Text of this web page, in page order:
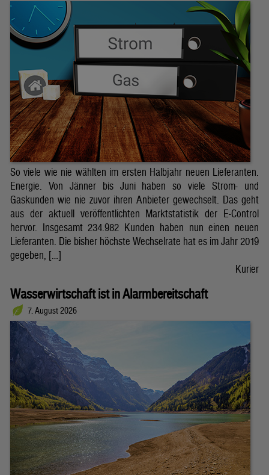
So viele wie nie wählten im ersten Halbjahr neuen Lieferanten.
Energie. Von Jänner bis Juni haben so viele Strom- und
Gaskunden wie nie zuvor ihren Anbieter gewechselt. Das geht
aus der aktuell veröffentlichten Marktstatistik der E-Control
hervor. Insgesamt 234.982 Kunden haben nun einen neuen
Lieferanten. Die bisher höchste Wechselrate hat es im Jahr 2019
gegeben, […]
Kurier
Wasserwirtschaft ist in Alarmbereitschaft
7. August 2026